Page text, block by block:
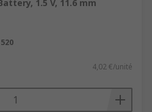
1.5 V, 11.6 mm
4,02 €/unité